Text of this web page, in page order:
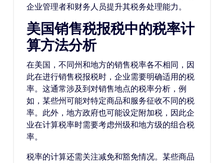
企业管理者和财务人员提升其税务处理能力。
美国销售税报税中的税率计
算方法分析
在美国，不同州和地方的销售税率各不相同，因
此在进行销售税报税时，企业需要明确适用的税
率。这通常涉及到对销售地点的税率分析，例
如，某些州可能对特定商品和服务征收不同的税
率。此外，地方政府也可能设定附加税，因此企
业在计算税率时需要考虑州级和地方级的组合税
率。
税率的计算还需关注减免和豁免情况。某些商品